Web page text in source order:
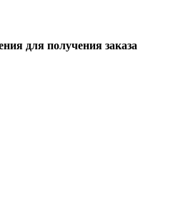
для получения заказа